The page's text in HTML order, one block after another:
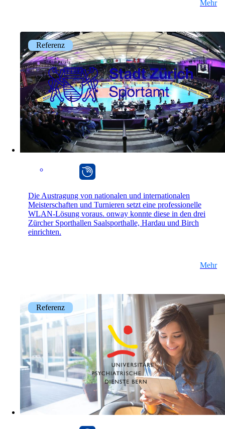
Mehr
Referenz
Die Austragung von nationalen und internationalen
Meisterschaften und Turnieren setzt eine professionelle
WLAN-Lösung voraus. onway konnte diese in den drei
Zürcher Sporthallen Saalsporthalle, Hardau und Birch
einrichten.
Mehr
Referenz